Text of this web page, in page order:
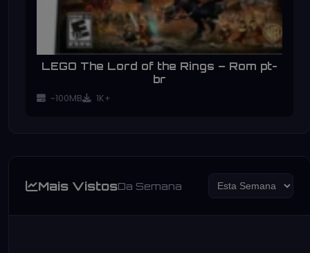
LEGO The Lord of the Rings – Rom pt-
br
~100MB 1K+
Mais VistosDa Semana